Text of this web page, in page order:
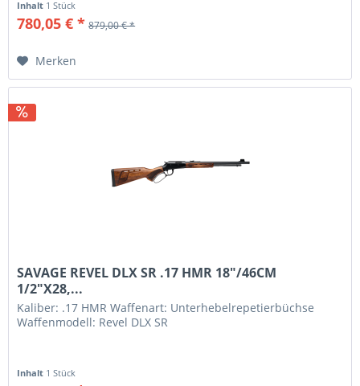
Inhalt 1 Stück
780,05 € * 879,00 € *
Merken
SAVAGE REVEL DLX SR .17 HMR 18"/46CM
1/2"X28,...
Kaliber: .17 HMR Waffenart: Unterhebelrepetierbüchse
Waffenmodell: Revel DLX SR
Inhalt 1 Stück